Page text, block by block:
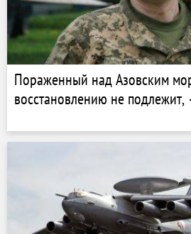
Пораженный над Азовским
восстановлению не